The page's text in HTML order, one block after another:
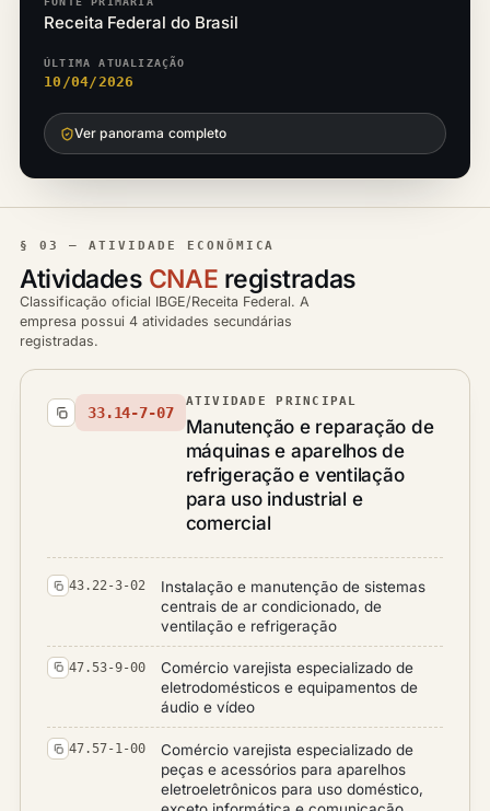
Receita Federal do Brasil
ÚLTIMA ATUALIZAÇÃO
10/04/2026
Ver panorama completo
§ 03 — ATIVIDADE ECONÔMICA
Atividades CNAE registradas
Classificação oficial IBGE/Receita Federal. A
empresa possui 4 atividades secundárias
registradas.
33.14-7-07
ATIVIDADE PRINCIPAL
Manutenção e reparação de
máquinas e aparelhos de
refrigeração e ventilação
para uso industrial e
comercial
43.22-3-02
Instalação e manutenção de sistemas
centrais de ar condicionado, de
ventilação e refrigeração
47.53-9-00
Comércio varejista especializado de
eletrodomésticos e equipamentos de
áudio e vídeo
47.57-1-00
Comércio varejista especializado de
peças e acessórios para aparelhos
eletroeletrônicos para uso doméstico,